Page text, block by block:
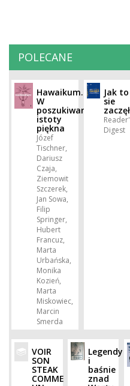
POLECANE
Hawaikum.
W
poszukiwaniu
istoty
piękna
Józef
Tischner,
Dariusz
Czaja,
Ziemowit
Szczerek,
Jan Sowa,
Filip
Springer,
Hubert
Francuz,
Marta
Urbańska,
Monika
Kozień,
Marta
Miskowiec,
Marcin
Smerda
Jak to
sie
Digest
VOIR
SON
STEAK
COMME
Legendy
i
baśnie
znad